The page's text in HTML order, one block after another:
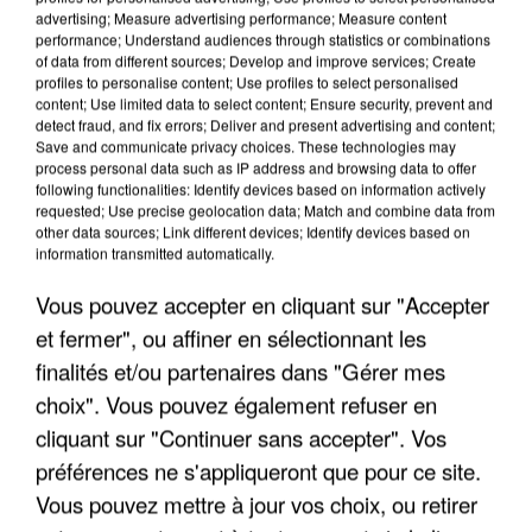
APRÈS TOUTES CES CANICULES, LES REFUGES
DE FAUNE SAUVAGE SONT...
advertising; Measure advertising performance; Measure content
performance; Understand audiences through statistics or combinations
of data from different sources; Develop and improve services; Create
profiles to personalise content; Use profiles to select personalised
content; Use limited data to select content; Ensure security, prevent and
detect fraud, and fix errors; Deliver and present advertising and content;
Save and communicate privacy choices. These technologies may
process personal data such as IP address and browsing data to offer
following functionalities: Identify devices based on information actively
requested; Use precise geolocation data; Match and combine data from
other data sources; Link different devices; Identify devices based on
information transmitted automatically.
Vous pouvez accepter en cliquant sur "Accepter
et fermer", ou affiner en sélectionnant les
finalités et/ou partenaires dans "Gérer mes
choix". Vous pouvez également refuser en
cliquant sur "Continuer sans accepter". Vos
préférences ne s'appliqueront que pour ce site.
Vous pouvez mettre à jour vos choix, ou retirer